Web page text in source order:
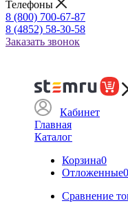
Телефоны
8 (800) 700-67-87
8 (4852) 58-30-58
Заказать звонок
Кабинет
Главная
Каталог
Корзина0
Отложенные0
Сравнение